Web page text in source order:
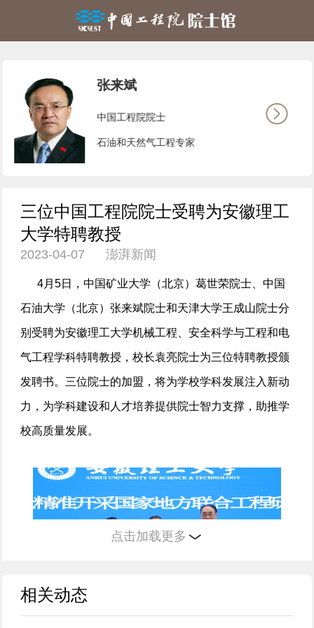
张来斌
中国工程院院士
石油和天然气工程专家
三位中国工程院院士受聘为安徽理工
大学特聘教授
2023-04-07 澎湃新闻
4月5日，中国矿业大学（北京）葛世荣院士、中国
石油大学（北京）张来斌院士和天津大学王成山院士分
别受聘为安徽理工大学机械工程、安全科学与工程和电
气工程学科特聘教授，校长袁亮院士为三位特聘教授颁
发聘书。三位院士的加盟，将为学校学科发展注入新动
力，为学科建设和人才培养提供院士智力支撑，助推学
校高质量发展。
点击加载更多
相关动态